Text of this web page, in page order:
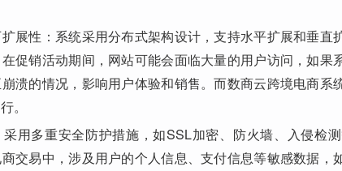
展性 ：系统采用分布式架构设计，支持水平扩展和垂
促销活动期间，网站可能会面临大量的用户访问，如果
溃的情况，影响用户体验和销售。而数商云跨境电商系
。
采用多重安全防护措施，如SSL加密、防火墙、入侵检
交易中，涉及用户的个人信息、支付信息等敏感数据，